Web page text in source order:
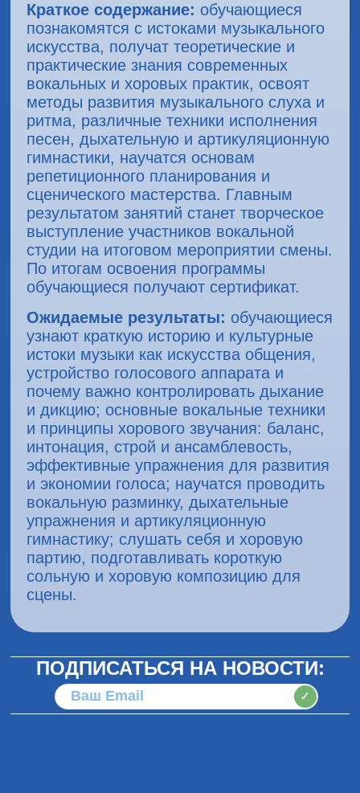
Краткое содержание: обучающиеся
познакомятся с истоками музыкального
искусства, получат теоретические и
практические знания современных
вокальных и хоровых практик, освоят
методы развития музыкального слуха и
ритма, различные техники исполнения
песен, дыхательную и артикуляционную
гимнастики, научатся основам
репетиционного планирования и
сценического мастерства. Главным
результатом занятий станет творческое
выступление участников вокальной
студии на итоговом мероприятии смены.
По итогам освоения программы
обучающиеся получают сертификат.
Ожидаемые результаты: обучающиеся
узнают краткую историю и культурные
истоки музыки как искусства общения,
устройство голосового аппарата и
почему важно контролировать дыхание
и дикцию; основные вокальные техники
и принципы хорового звучания: баланс,
интонация, строй и ансамблевость,
эффективные упражнения для развития
и экономии голоса; научатся проводить
вокальную разминку, дыхательные
упражнения и артикуляционную
гимнастику; слушать себя и хоровую
партию, подготавливать короткую
сольную и хоровую композицию для
сцены.
ПОДПИСАТЬСЯ НА НОВОСТИ:
✓